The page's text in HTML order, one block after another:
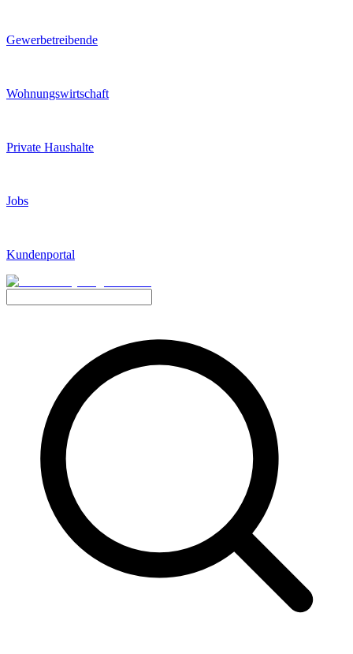
Gewerbetreibende
Wohnungswirtschaft
Private Haushalte
Jobs
Kundenportal